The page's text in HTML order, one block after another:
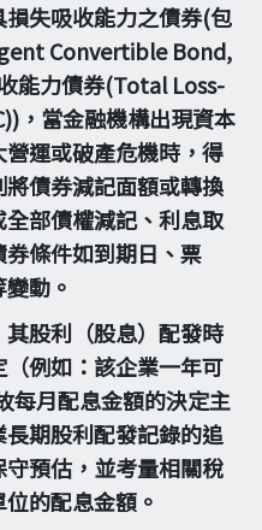
失吸收能力之債券(包
Convertible Bond,
能力債券(Total Loss-
，當金融機構出現資本
運或破產危機時，得
債券減記面額或轉換
部債權減記、利息取
條件如到期日、票
動。
股利（股息）配發時
例如：該企業一年可
每月配息金額的決定主
期股利配發記錄的追
預估，並考量相關稅
的配息金額。